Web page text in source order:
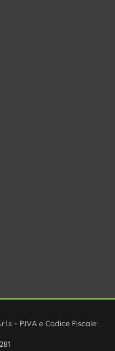
- P.IVA e Codice Fiscale: